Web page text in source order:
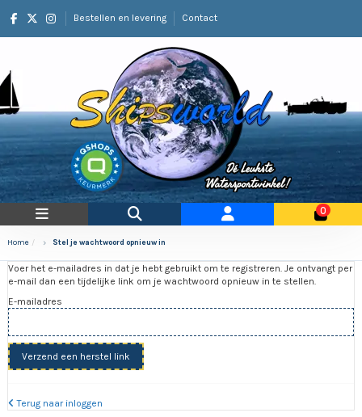
Bestellen en levering Contact
0
Home Stel je wachtwoord opnieuw in
Voer het e-mailadres in dat je hebt gebruikt om te registreren. Je ontvangt per
e-mail dan een tijdelijke link om je wachtwoord opnieuw in te stellen.
E-mailadres
Verzend een herstel link
Terug naar inloggen